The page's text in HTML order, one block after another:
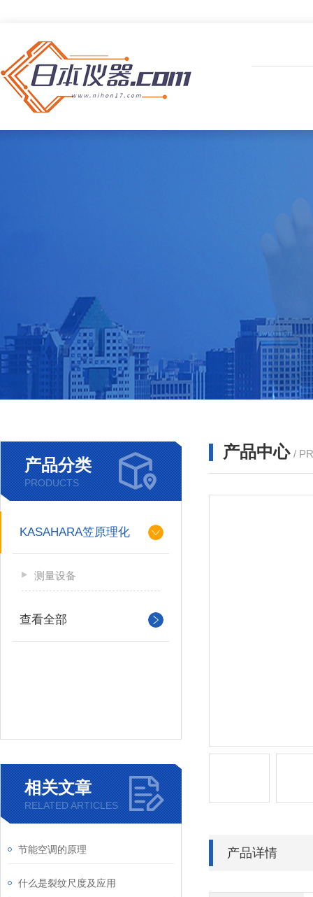
产品分类
PRODUCTS
KASAHARA笠原理化
测量设备
查看全部
相关文章
RELATED ARTICLES
节能空调的原理
什么是裂纹尺度及应用
产品中心 /
产品详情